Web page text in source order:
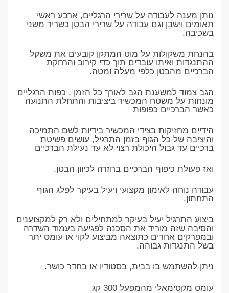
נותן מענה לעבודה על שרירי הרגליים, ארבע ראשי
תאומים וישבן וגם עבודה על שרירי הבטן כשריר משני
בשכיבה.
בהנחת משקולות על מוט המתקן קובעים את משקל
ההתנגדות ואיתו עובדים תוך כדי קירוב והרחקת
הברכיים מהבטן כלפי מעלה ומטה.
הגב צמוד למשענת הגב לאורך כל הזמן , כפות הרגליים
מונחות על משטח המכשיר ביציבות והתחלת התנועה
כאשר הברכיים כפופות
הידיים מחזיקות בצידי המכשיר בידיות לשם התמיכה
והיציבה של כל הגוף בזמן התרגיל, עושים פשיטת
ברכיים עד גבול היכולת רצוי לא עד נעילת הברכיים
ואז פעולת כיפוף הברכיים בחזרה לכיוון הבטן.
עבודה נוחה לאימון מקצועי ויעיל בעיקר לפלג הגוף
התחתון.
ביצוע התרגיל יעיל בעיקר למתחילים ולא רק למקצוענים
והסיבה שזה מוריד את הסכנה לפגיעה בעמוד השדרה
ובמפרקים אחרים כתוצאה מביצוע לקוי או עומס יתר
בשל התנגדות גבוהה.
ניתן להשתמש בו בבית, בסטודיו או בחדר כושר.
עומס מקסימאלי מהמפעל 300 קג